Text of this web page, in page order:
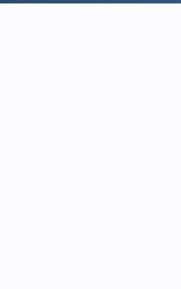
Dados